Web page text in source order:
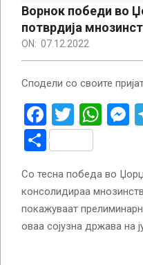
Ворнок победи во
потврдија
ON: 07.12.2022
Сподели со своите
Facebook
Twitter
Share
Со тесна победа во
консолидираа
покажуваат
оваа сојузна држава на